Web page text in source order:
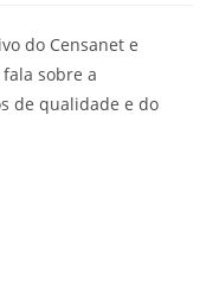
do Censanet e
sobre a
de qualidade e do